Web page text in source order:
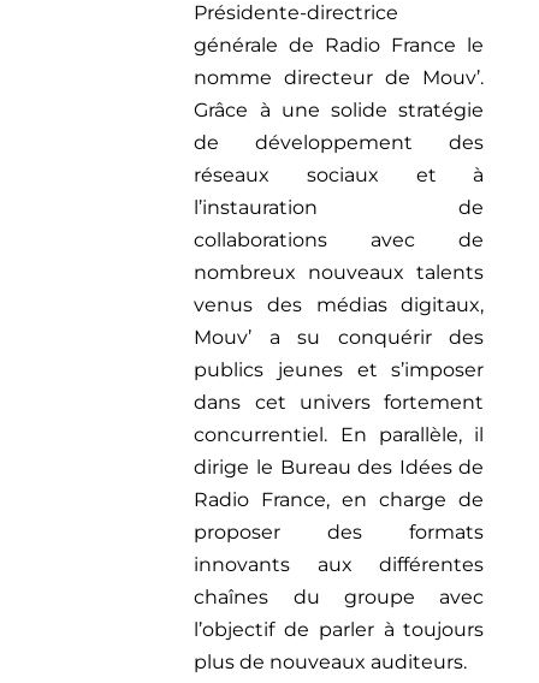
Présidente-directrice
générale de Radio France le
nomme directeur de Mouv’.
Grâce à une solide stratégie
de développement des
réseaux sociaux et à
l’instauration de
collaborations avec de
nombreux nouveaux talents
venusdes médias digitaux,
Mouv’ a su conquérir des
publics jeunes et s’imposer
dans cet univers fortement
concurrentiel. En parallèle, il
dirige le Bureau des Idées de
Radio France, en charge de
proposer des formats
innovants aux différentes
chaînes du groupe avec
l’objectif de parler à toujours
plus de nouveaux auditeurs.